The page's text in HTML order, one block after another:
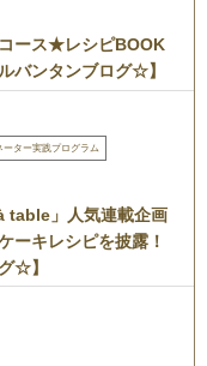
ース★レシピBOOK
バンタンブログ☆】
ーター実践プログラム
table」人気連載企画
ーキレシピを披露！
☆】